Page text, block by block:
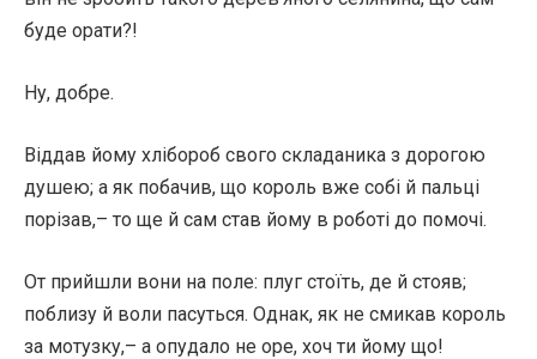
буде орати?!
Ну, добре.
Віддав йому хлібороб свого складаника з дорогою
душею; а як побачив, що король вже собі й пальці
порізав,– то ще й сам став йому в роботі до помочі.
От прийшли вони на поле: плуг стоїть, де й стояв;
поблизу й воли пасуться. Однак, як не смикав король
за мотузку,– а опудало не оре, хоч ти йому що!